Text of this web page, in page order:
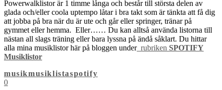
Powerwalklistor är 1 timme långa och består till största delen av
glada och/eller coola uptempo låtar i bra takt som är tänkta att få dig
att jobba på bra när du är ute och går eller springer, tränar på
gymmet eller hemma. Eller…… Du kan alltså använda listorna till
nästan all slags träning eller bara lyssna på ändå såklart. Du hittar
alla mina musiklistor här på bloggen underrubriken SPOTIFY
Musiklistor
musikmusiklistaspotify
0